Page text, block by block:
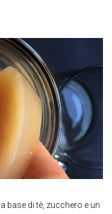
base di tè, zucchero e un